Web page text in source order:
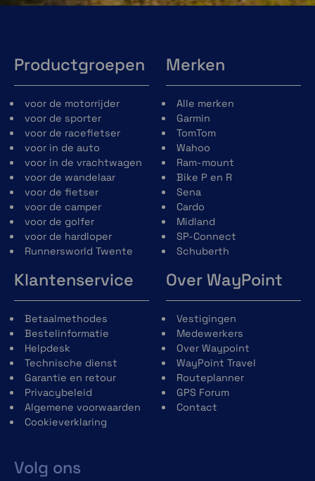
Productgroepen
voor de motorrijder
voor de sporter
voor de racefietser
voor in de auto
voor in de vrachtwagen
voor de wandelaar
voor de fietser
voor de camper
voor de golfer
voor de hardloper
Runnersworld Twente
Merken
Alle merken
Garmin
TomTom
Wahoo
Ram-mount
Bike P en R
Sena
Cardo
Midland
SP-Connect
Schuberth
Klantenservice
Betaalmethodes
Bestelinformatie
Helpdesk
Technische dienst
Garantie en retour
Privacybeleid
Algemene voorwaarden
Cookieverklaring
Volg ons
Over WayPoint
Vestigingen
Medewerkers
Over Waypoint
WayPoint Travel
Routeplanner
GPS Forum
Contact